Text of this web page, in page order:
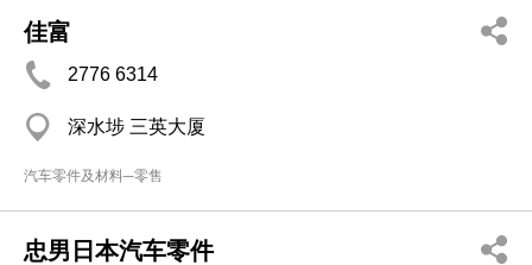
佳富
2776 6314
深水埗 三英大厦
汽车零件及材料─零售
忠男日本汽车零件